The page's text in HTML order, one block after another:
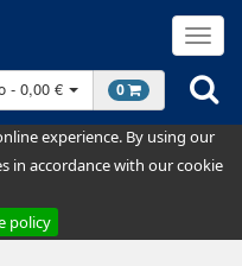
experience. By using our
in accordance with our cookie
policy
- 0,00 € 0